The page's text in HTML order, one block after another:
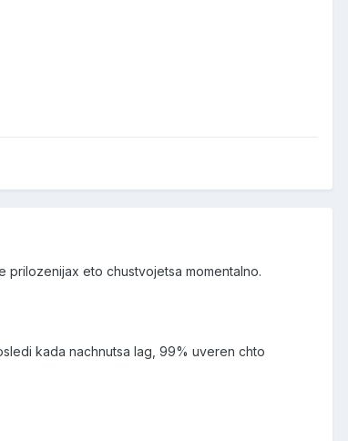
prilozenijax eto chustvojetsa momentalno.
kada nachnutsa lag, 99% uveren chto